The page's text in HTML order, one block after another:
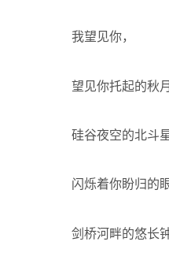
我望见你，
望见你托起的秋
硅谷夜空的北斗
闪烁着你盼归的
剑桥河畔的悠长